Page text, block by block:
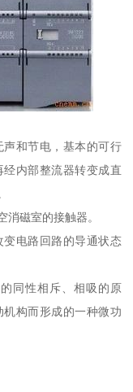
和节电，基本的可行
内部整流器转变成直
磁室的接触器。
电路回路的导通状态
同性相斥、相吸的原
构而形成的一种微功